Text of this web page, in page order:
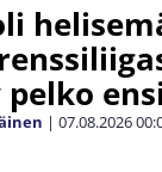
pelko
| 07.08.2026